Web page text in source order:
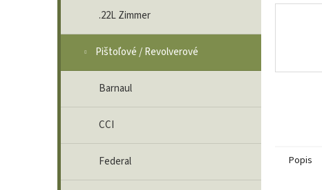
.22L Zimmer
Pištoľové / Revolverové
Barnaul
CCI
Federal Popis